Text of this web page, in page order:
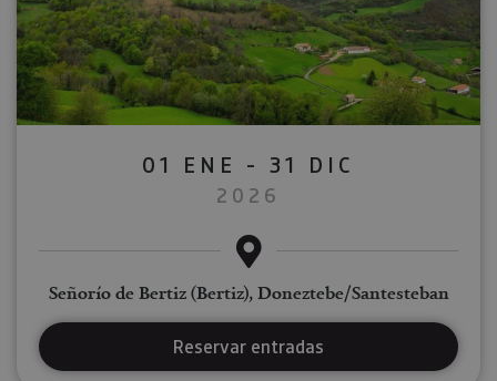
01 ENE - 31 DIC
2026
Señorío de Bertiz (Bertiz), Doneztebe/Santesteban
Reservar entradas